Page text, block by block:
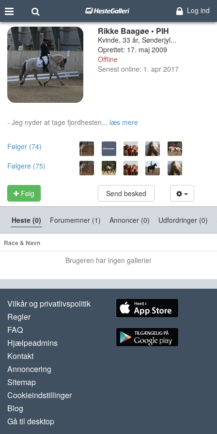
Log ind
Rikke Baagøe • PIH
Kvinde, 33 år, Sønderjyl...
Oprettet: 17. maj 2009
Offline
Senest online: 1. apr 2017
- Jeg nyder at tage fjordhesten... læs mere
Følger (74)
Følgere (75)
Følg Send besked
Heste (0) Forumemner (1) Annoncer (0) Udfordringer (0)
Race & Navn
Brugeren har ingen gallerier
Vilkår og privatlivspolitik
Regler
FAQ
Hjælpeadmins
Kontakt
Annoncering
Sitemap
Cookieindstillinger
Blog
Gå til desktop